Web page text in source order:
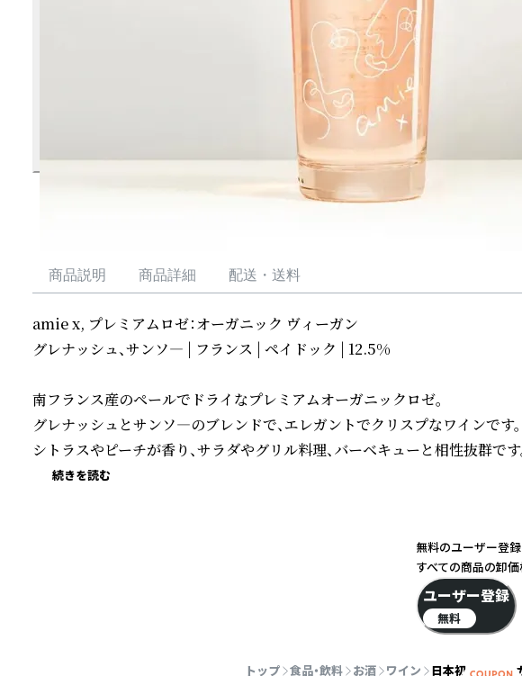
商品説明 商品詳細 配送・送料
amie x, プレミアムロゼ：オーガニック ヴィーガン
グレナッシュ、サンソ― | フランス | ペイドック | 12.5%
南フランス産のペールでドライなプレミアムオーガニックロゼ。
グレナッシュとサンソ―のブレンドで、エレガントでクリスプなワインです。
シトラスやピーチが香り、サラダやグリル料理、バーベキューと相性抜群です
続きを読む
トップ 食品・飲料 お酒 ワイン 日本初上陸 オ
無料のユーザー登
すべての商品の卸価
ユーザー登録
無料